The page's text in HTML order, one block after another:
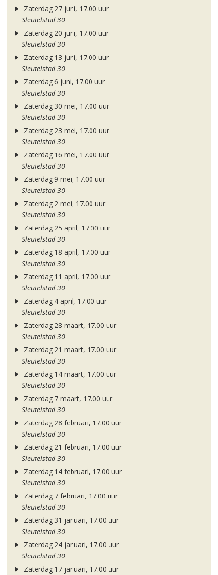
Zaterdag 27 juni, 17.00 uur
Sleutelstad 30
Zaterdag 20 juni, 17.00 uur
Sleutelstad 30
Zaterdag 13 juni, 17.00 uur
Sleutelstad 30
Zaterdag 6 juni, 17.00 uur
Sleutelstad 30
Zaterdag 30 mei, 17.00 uur
Sleutelstad 30
Zaterdag 23 mei, 17.00 uur
Sleutelstad 30
Zaterdag 16 mei, 17.00 uur
Sleutelstad 30
Zaterdag 9 mei, 17.00 uur
Sleutelstad 30
Zaterdag 2 mei, 17.00 uur
Sleutelstad 30
Zaterdag 25 april, 17.00 uur
Sleutelstad 30
Zaterdag 18 april, 17.00 uur
Sleutelstad 30
Zaterdag 11 april, 17.00 uur
Sleutelstad 30
Zaterdag 4 april, 17.00 uur
Sleutelstad 30
Zaterdag 28 maart, 17.00 uur
Sleutelstad 30
Zaterdag 21 maart, 17.00 uur
Sleutelstad 30
Zaterdag 14 maart, 17.00 uur
Sleutelstad 30
Zaterdag 7 maart, 17.00 uur
Sleutelstad 30
Zaterdag 28 februari, 17.00 uur
Sleutelstad 30
Zaterdag 21 februari, 17.00 uur
Sleutelstad 30
Zaterdag 14 februari, 17.00 uur
Sleutelstad 30
Zaterdag 7 februari, 17.00 uur
Sleutelstad 30
Zaterdag 31 januari, 17.00 uur
Sleutelstad 30
Zaterdag 24 januari, 17.00 uur
Sleutelstad 30
Zaterdag 17 januari, 17.00 uur